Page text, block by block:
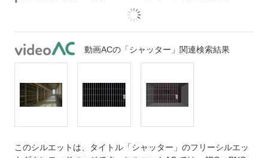
動画ACの「シャッター」関連検索結果
このシルエットは、タイトル「シャッター」のフリーシルエッ